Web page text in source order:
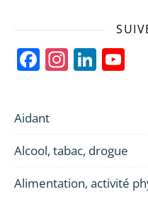
Facebook
Aidant
Alcool, tabac, drogue
Alimentation, activité